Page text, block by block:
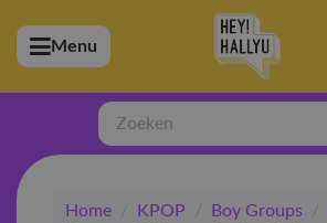
(Artiesten)
(Merchandise)
(Exclusive)
Menu
Zoeken
Home / KPOP / Boy Groups /